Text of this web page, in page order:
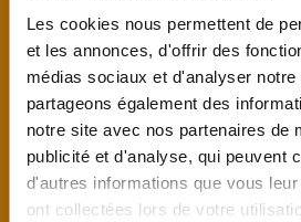
Les cookies nous permettent de
et les annonces, d'offrir des
médias sociaux et d'analyser
partageons également des
notre site avec nos partenaires de
publicité et d'analyse, qui peuvent
d'autres informations que vous
ont collectées lors de votre
Une variété de type de
(en flottant, collée, clouée sur
bâton rompu ou point de
solution.
Parquet stratifié :Le parquet